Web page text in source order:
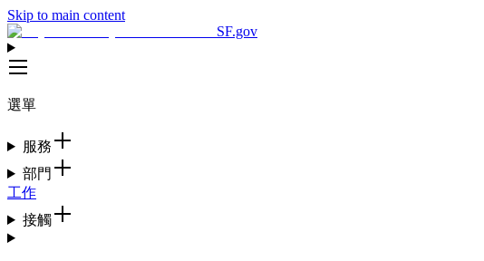
Skip to main content
SF.gov
選單
服務
部門
工作
接觸